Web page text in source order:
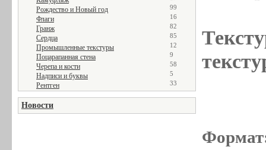
Рождество и Новый год 99
Флаги 16
Гранж 82
Сердца 85
Промышленные текстуры 12
Поцарапанная стена 9
Черепа и кости 58
Надписи и буквы 5
Рентген 33
Новости